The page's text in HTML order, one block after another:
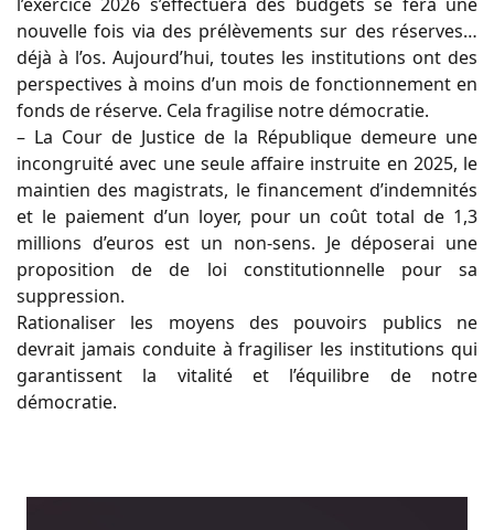
nouvelle fois via des prélèvements sur des réserves…
déjà à l’os. Aujourd’hui, toutes les institutions ont des
perspectives à moins d’un mois de fonctionnement en
fonds de réserve. Cela fragilise notre démocratie.
– La Cour de Justice de la République demeure une
incongruité avec une seule affaire instruite en 2025, le
maintien des magistrats, le financement d’indemnités
et le paiement d’un loyer, pour un coût total de 1,3
millions d’euros est un non-sens. Je déposerai une
proposition de de loi constitutionnelle pour sa
suppression.
Rationaliser les moyens des pouvoirs publics ne
devrait jamais conduite à fragiliser les institutions qui
garantissent la vitalité et l’équilibre de notre
démocratie.